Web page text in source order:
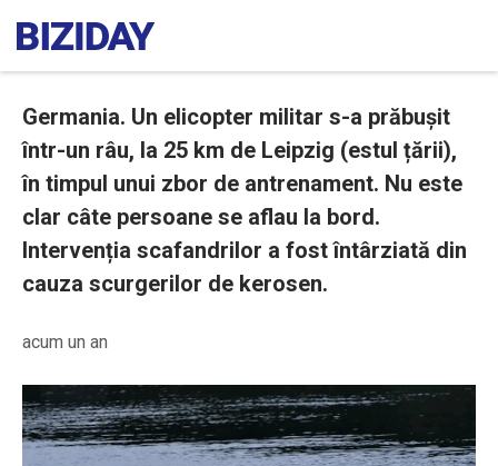
Germania. Un elicopter militar s-a prăbușit
într-un râu, la 25 km de Leipzig (estul țării),
în timpul unui zbor de antrenament. Nu este
clar câte persoane se aflau la bord.
Intervenția scafandrilor a fost întârziată din
cauza scurgerilor de kerosen.
acum un an